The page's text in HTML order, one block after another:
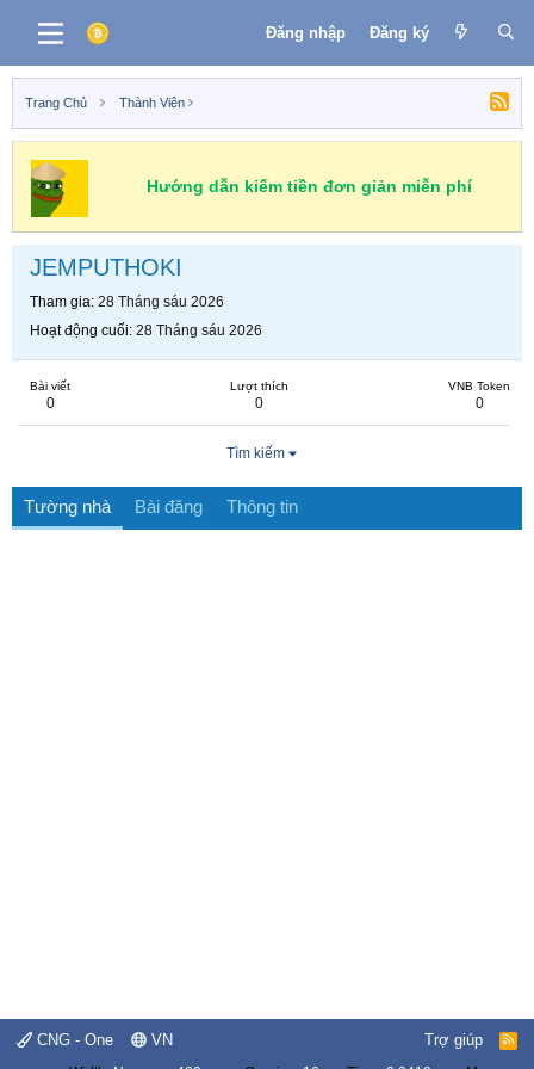
Đăng nhập Đăng ký
Trang Chủ Thành Viên
Hướng dẫn kiếm tiền đơn giản miễn phí
JEMPUTHOKI
Tham gia 28 Tháng sáu 2026
Hoạt động cuối 28 Tháng sáu 2026
Bài viết
0
Lượt thích
0
VNB Token
0
Tìm kiếm
Tường nhà Bài đăng Thông tin
CNG - One VN Trợ giúp
R